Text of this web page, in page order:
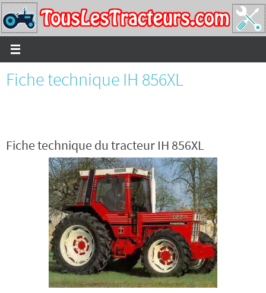
Passer
vers
le
contenu
Fiche technique IH 856XL
Fiche technique du tracteur IH 856XL